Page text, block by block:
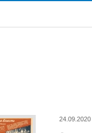
24.09.2020